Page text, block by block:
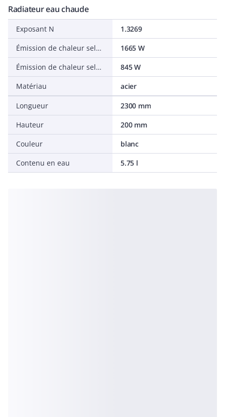
Radiateur eau chaude
Exposant N
1.3269
Émission de chaleur selon EN 442 20 °C - 75/65
1665 W
Émission de chaleur selon EN 442 20 °C - 55/45
845 W
Matériau
acier
Longueur
2300 mm
Hauteur
200 mm
Couleur
blanc
Contenu en eau
5.75 l